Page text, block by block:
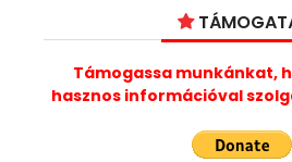
Támogassa munkánkat,
hasznos információval